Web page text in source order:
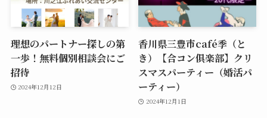
理想のパートナー探しの第
一歩！無料個別相談会にご
招待
2024年12月12日
香川県三豊市café季（と
き）【合コン俱楽部】クリ
スマスパーティー（婚活パ
ーティー）
2024年12月1日